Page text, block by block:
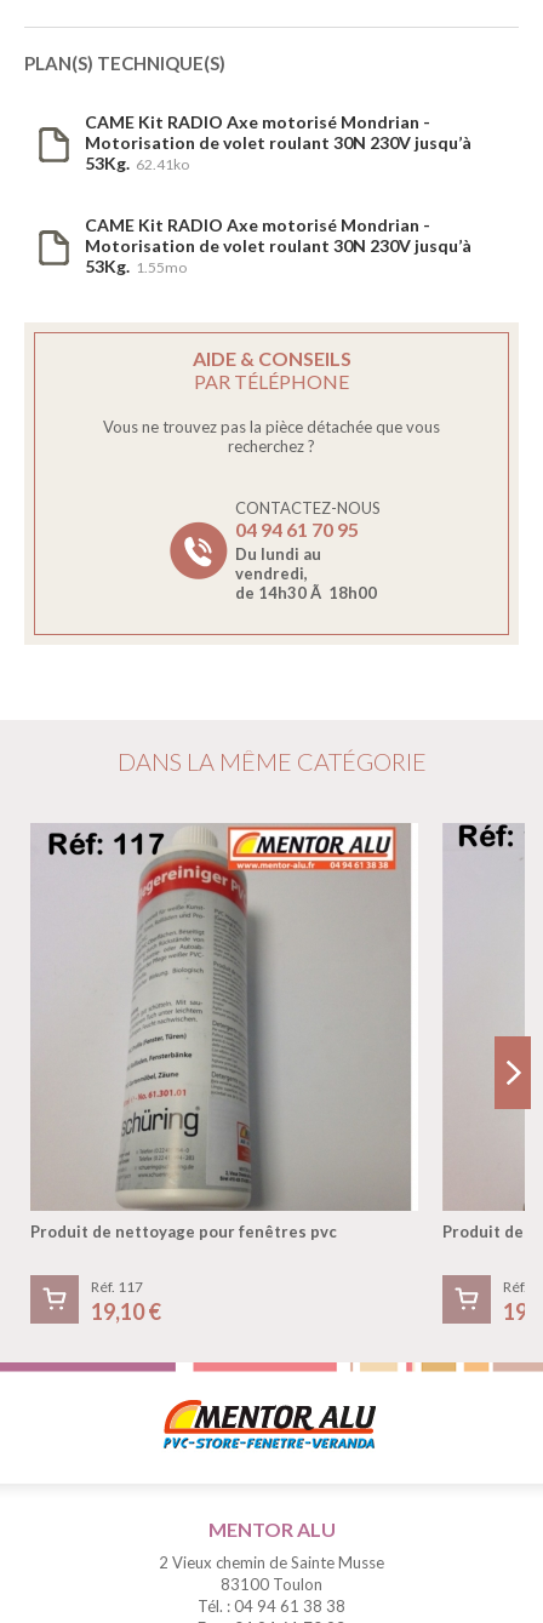
PLAN(S) TECHNIQUE(S)
CAME Kit RADIO Axe motorisé Mondrian -
Motorisation de volet roulant 30N 230V jusqu’à
53Kg. 62.41ko
CAME Kit RADIO Axe motorisé Mondrian -
Motorisation de volet roulant 30N 230V jusqu’à
53Kg. 1.55mo
AIDE & CONSEILS
PAR TÉLÉPHONE
Vous ne trouvez pas la pièce détachée que vous
recherchez ?
CONTACTEZ-NOUS
04 94 61 70 95
Du lundi au
vendredi,
de 14h30 Ã 18h00
DANS LA MÊME CATÉGORIE
Produit de nettoyage pour fenêtres pvc
Réf. 117
19,10 €
Produit de
Réf.
MENTOR ALU
2 Vieux chemin de Sainte Musse
83100 Toulon
Tél. : 04 94 61 38 38